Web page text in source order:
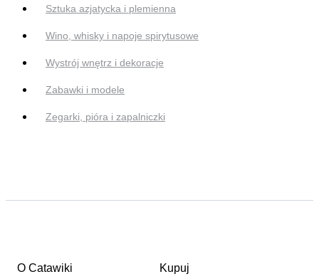
Sztuka azjatycka i plemienna
Wino, whisky i napoje spirytusowe
Wystrój wnętrz i dekoracje
Zabawki i modele
Zegarki, pióra i zapalniczki
O Catawiki Kupuj